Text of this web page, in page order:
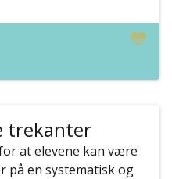
trekanter
at elevene kan være
på en systematisk og